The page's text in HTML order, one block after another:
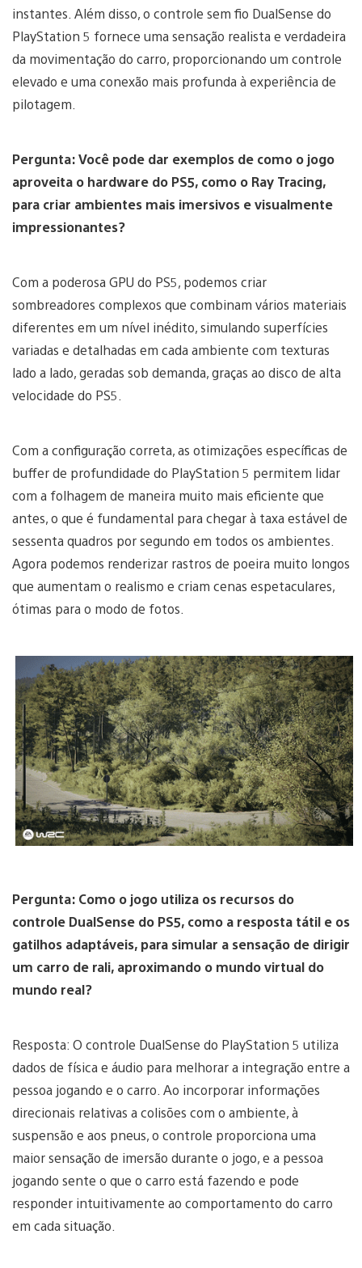
instantes. Além disso, o controle sem fio DualSense do
PlayStation 5 fornece uma sensação realista e verdadeira
da movimentação do carro, proporcionando um controle
elevado e uma conexão mais profunda à experiência de
pilotagem.
Pergunta: Você pode dar exemplos de como o jogo
aproveita o hardware do PS5, como o Ray Tracing,
para criar ambientes mais imersivos e visualmente
impressionantes?
Com a poderosa GPU do PS5, podemos criar
sombreadores complexos que combinam vários materiais
diferentes em um nível inédito, simulando superfícies
variadas e detalhadas em cada ambiente com texturas
lado a lado, geradas sob demanda, graças ao disco de alta
velocidade do PS5.
Com a configuração correta, as otimizações específicas de
buffer de profundidade do PlayStation 5 permitem lidar
com a folhagem de maneira muito mais eficiente que
antes, o que é fundamental para chegar à taxa estável de
sessenta quadros por segundo em todos os ambientes.
Agora podemos renderizar rastros de poeira muito longos
que aumentam o realismo e criam cenas espetaculares,
ótimas para o modo de fotos.
Pergunta: Como o jogo utiliza os recursos do
controle DualSense do PS5, como a resposta tátil e os
gatilhos adaptáveis, para simular a sensação de dirigir
um carro de rali, aproximando o mundo virtual do
mundo real?
Resposta: O controle DualSense do PlayStation 5 utiliza
dados de física e áudio para melhorar a integração entre a
pessoa jogando e o carro. Ao incorporar informações
direcionais relativas a colisões com o ambiente, à
suspensão e aos pneus, o controle proporciona uma
maior sensação de imersão durante o jogo, e a pessoa
jogando sente o que o carro está fazendo e pode
responder intuitivamente ao comportamento do carro
em cada situação.